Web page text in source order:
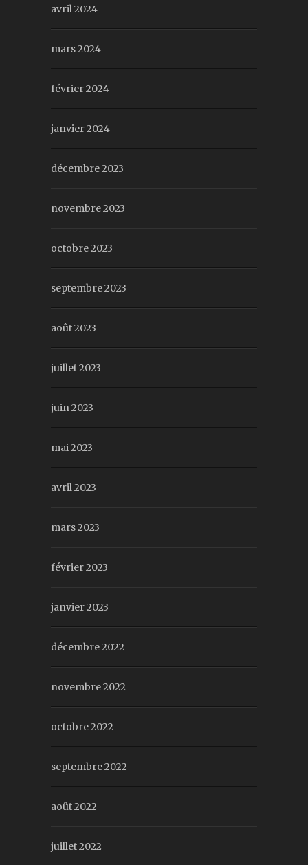
avril 2024
mars 2024
février 2024
janvier 2024
décembre 2023
novembre 2023
octobre 2023
septembre 2023
août 2023
juillet 2023
juin 2023
mai 2023
avril 2023
mars 2023
février 2023
janvier 2023
décembre 2022
novembre 2022
octobre 2022
septembre 2022
août 2022
juillet 2022